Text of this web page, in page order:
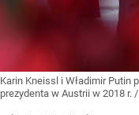
Karin Kneissl i Władimir Putin
prezydenta w Austrii w 2018 r.